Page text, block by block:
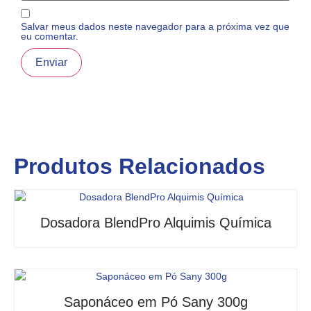
Salvar meus dados neste navegador para a próxima vez que
eu comentar.
Produtos Relacionados
Dosadora BlendPro Alquimis Química
Saponáceo em Pó Sany 300g